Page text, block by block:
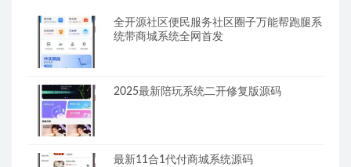
全开源社区便民服务社区圈子万能帮跑腿系
统带商城系统全网首发
2025最新陪玩系统二开修复版源码
最新11合1代付商城系统源码